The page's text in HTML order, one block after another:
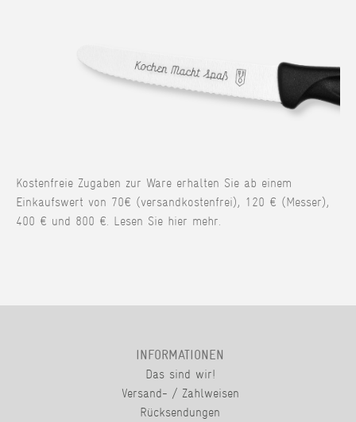
Kostenfreie Zugaben zur Ware erhalten Sie ab einem
Einkaufswert von 70€ (versandkostenfrei), 120 € (Messer),
400 € und 800 €. Lesen Sie hier mehr.
INFORMATIONEN
Das sind wir!
Versand- / Zahlweisen
Rücksendungen